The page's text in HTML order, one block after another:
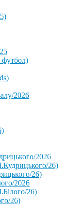
2026
2026
26)
26)
2026
26)
26)